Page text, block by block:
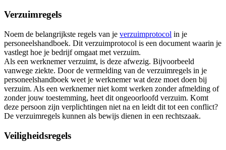
Verzuimregels
Noem de belangrijkste regels van je verzuimprotocol in je
personeelshandboek. Dit verzuimprotocol is een document waarin je
vastlegt hoe je bedrijf omgaat met verzuim.
Als een werknemer verzuimt, is deze afwezig. Bijvoorbeeld
vanwege ziekte. Door de vermelding van de verzuimregels in je
personeelshandboek weet je werknemer wat deze moet doen bij
verzuim. Als een werknemer niet komt werken zonder afmelding of
zonder jouw toestemming, heet dit ongeoorloofd verzuim. Komt
deze persoon zijn verplichtingen niet na en leidt dit tot een conflict?
De verzuimregels kunnen als bewijs dienen in een rechtszaak.
Veiligheidsregels